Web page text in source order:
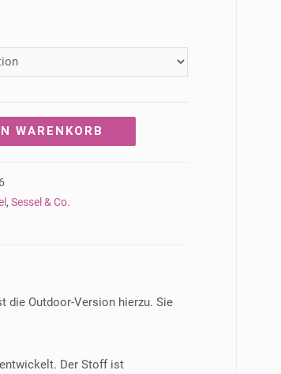
WARENKORB
,Sessel & Co.
die Outdoor-Version hierzu. Sie
Der Stoff ist